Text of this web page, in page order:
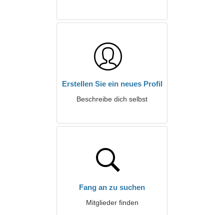
Erstellen Sie ein neues Profil
Beschreibe dich selbst
Fang an zu suchen
Mitglieder finden